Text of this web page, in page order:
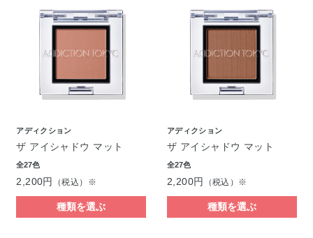
アディクション
ザ アイシャドウ マット
全27色
2,200円 （税込）※
種類を選ぶ
アディクション
ザ アイシャドウ マット
全27色
2,200円 （税込）※
種類を選ぶ